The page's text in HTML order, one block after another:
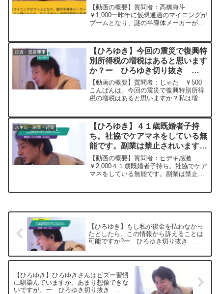
き 20240111
【動画の概要】質問者：高橋海斗
￥1,000一昨年に仮想通過のマイニングが
ブームとなり、謎の半導体メーカーが自
国証券取引委員会に怒られ、株価が一時
期とんでもなく下がり...
投資・資産運用
【ひろゆき】今回の震災で復興特
別所得税の増税はあると思います
か？ー ひろゆき切り抜き
20240109
【動画の概要】質問者：じゃた ￥500
こんばんは。今回の震災で復興特別所得
税の増税はあると思いますか？私は増税
悲観的になってしまいます。元動画：能
登半島に最大同時接続✖...
スキル・副業・起業
【ひろゆき】４１歳既婚者子持
ち。社協でケアマネをしている無
能です。副業は禁止されいます
が、お金は欲しいです。貯金感覚
でNISAをしています。ひろゆき
さんならどうされますか。ー
【動画の概要】質問者：ヒデキ感激
￥2,000４１歳既婚者子持ち。社協でケア
マネをしている無能です。副業は禁止さ
【ひろゆき】もし私が後金を払わなかっ
たとしたら、この情報から訴えることは
可能ですか?ー ひろゆき切り抜き
【ひろゆき】ひろゆきさんはビズー習慣
に馴染んでいますか。あまり想像できな
いですが。ー ひろゆき切り抜き